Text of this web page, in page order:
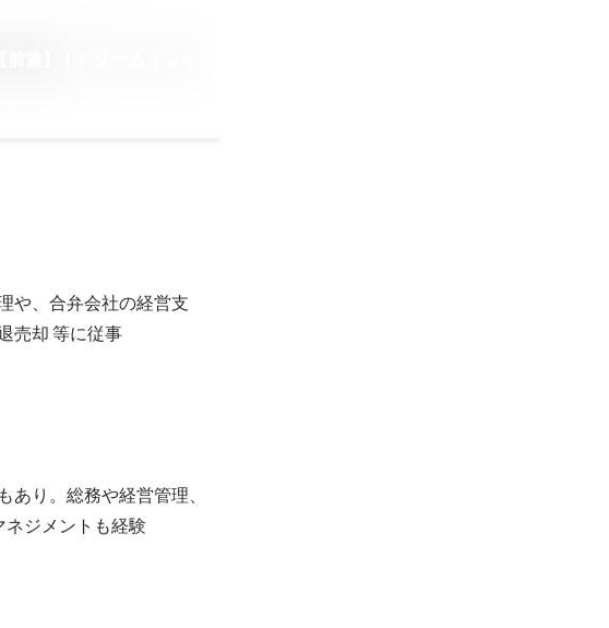
や、合弁会社の経営支
売却 等に従事
り。総務や経営管理、
ジメントも経験